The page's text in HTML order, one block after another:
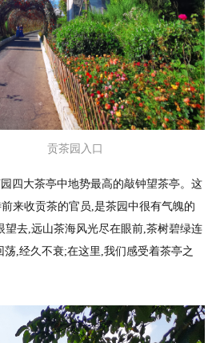
贡茶园入口
四大茶亭中地势最高的敲钟望茶亭。这
来收贡茶的官员,是茶园中很有气魄的
望去,远山茶海风光尽在眼前,茶树碧绿连
,经久不衰;在这里,我们感受着茶亭之